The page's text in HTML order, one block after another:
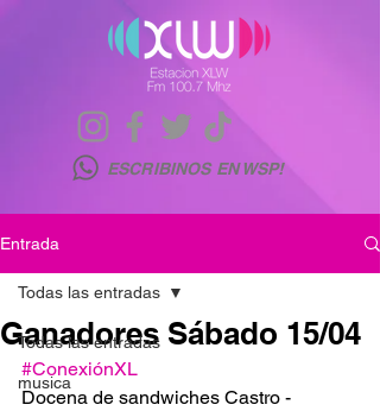
ESCRIBINOS EN WSP!
Entrada
Todas las entradas
musica
Todas las entradas
Ganadores Sábado 15/04
#ConexiónXL
Docena de sandwiches Castro -